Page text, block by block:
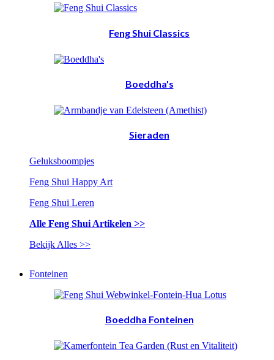
Feng Shui Classics
Boeddha's
Sieraden
Geluksboompjes
Feng Shui Happy Art
Feng Shui Leren
Alle Feng Shui Artikelen >>
Bekijk Alles >>
Fonteinen
Boeddha Fonteinen